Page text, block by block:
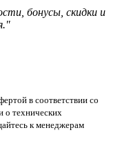
бонусы, скидки и
в соответствии со
о технических
к менеджерам